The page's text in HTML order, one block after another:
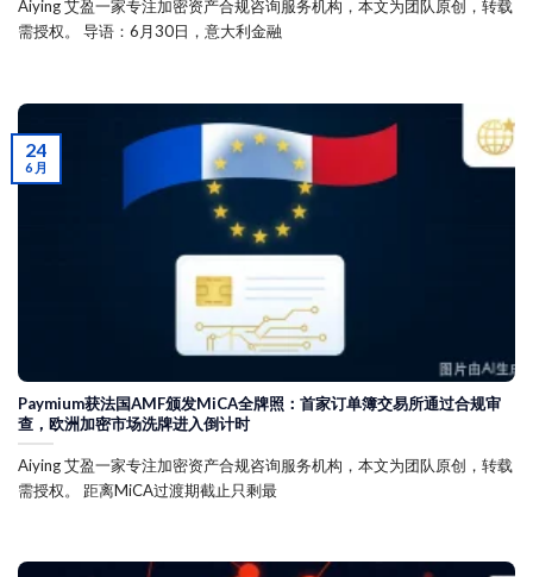
Aiying 艾盈一家专注加密资产合规咨询服务机构，本文为团队原创，转载
需授权。 导语：6月30日，意大利金融
Paymium获法国AMF颁发MiCA全牌照：首家订单簿交易所通过合规审
查，欧洲加密市场洗牌进入倒计时
Aiying 艾盈一家专注加密资产合规咨询服务机构，本文为团队原创，转载
需授权。 距离MiCA过渡期截止只剩最
24
6 月